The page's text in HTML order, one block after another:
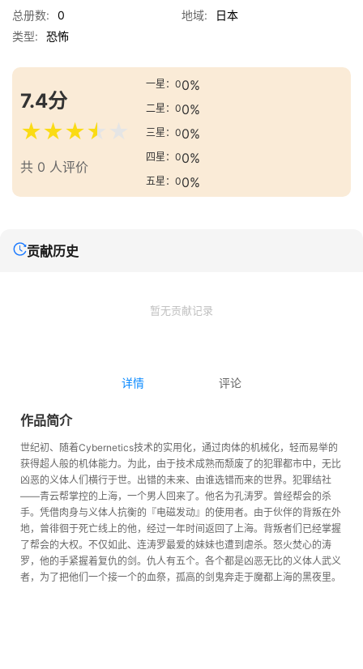
总册数:
0 地域:
日本
类型:
恐怖
7.4分
★★★★
共 0 人评价
一星：00%
二星：00%
三星：00%
四星：00%
五星：00%
贡献历史
暂无贡献记录
详情 评论
作品简介
世纪初、随着Cybernetics技术的实用化，通过肉体的机械化，轻而易举的
获得超人般的机体能力。为此，由于技术成熟而颓废了的犯罪都市中，无比
凶恶的义体人们横行于世。出错的未来、由谁选错而来的世界。犯罪结社
——青云帮掌控的上海，一个男人回来了。他名为孔涛罗。曾经帮会的杀
手。凭借肉身与义体人抗衡的『电磁发动』的使用者。由于伙伴的背叛在外
地，曾徘徊于死亡线上的他，经过一年时间返回了上海。背叛者们已经掌握
了帮会的大权。不仅如此、连涛罗最爱的妹妹也遭到虐杀。怒火焚心的涛
罗，他的手紧握着复仇的剑。仇人有五个。各个都是凶恶无比的义体人武义
者，为了把他们一个接一个的血祭，孤高的剑鬼奔走于魔都上海的黑夜里。